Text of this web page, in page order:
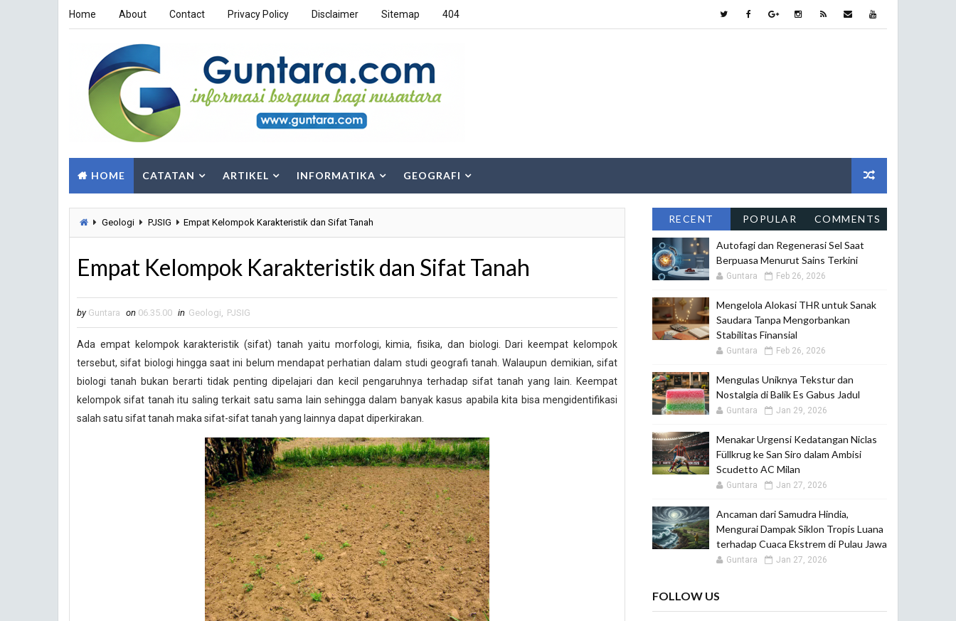
Home About Contact Privacy Policy Disclaimer Sitemap 404
HOME CATATAN ARTIKEL INFORMATIKA GEOGRAFI
Geologi PJSIG Empat Kelompok Karakteristik dan Sifat Tanah
Empat Kelompok Karakteristik dan Sifat Tanah
by Guntara on 06.35.00 in Geologi, PJSIG
Ada empat kelompok karakteristik (sifat) tanah yaitu morfologi, kimia, fisika, dan biologi. Dari keempat kelompok
tersebut, sifat biologi hingga saat ini belum mendapat perhatian dalam studi geografi tanah. Walaupun demikian, sifat
biologi tanah bukan berarti tidak penting dipelajari dan kecil pengaruhnya terhadap sifat tanah yang lain. Keempat
kelompok sifat tanah itu saling terkait satu sama lain sehingga dalam banyak kasus apabila kita bisa mengidentifikasi
salah satu sifat tanah maka sifat-sifat tanah yang lainnya dapat diperkirakan.
RECENT POPULAR COMMENTS
Autofagi dan Regenerasi Sel Saat
Berpuasa Menurut Sains Terkini
Guntara Feb 26, 2026
Mengelola Alokasi THR untuk Sanak
Saudara Tanpa Mengorbankan
Stabilitas Finansial
Guntara Feb 26, 2026
Mengulas Uniknya Tekstur dan
Nostalgia di Balik Es Gabus Jadul
Guntara Jan 29, 2026
Menakar Urgensi Kedatangan Niclas
Füllkrug ke San Siro dalam Ambisi
Scudetto AC Milan
Guntara Jan 27, 2026
Ancaman dari Samudra Hindia,
Mengurai Dampak Siklon Tropis Luana
terhadap Cuaca Ekstrem di Pulau Jawa
Guntara Jan 27, 2026
FOLLOW US